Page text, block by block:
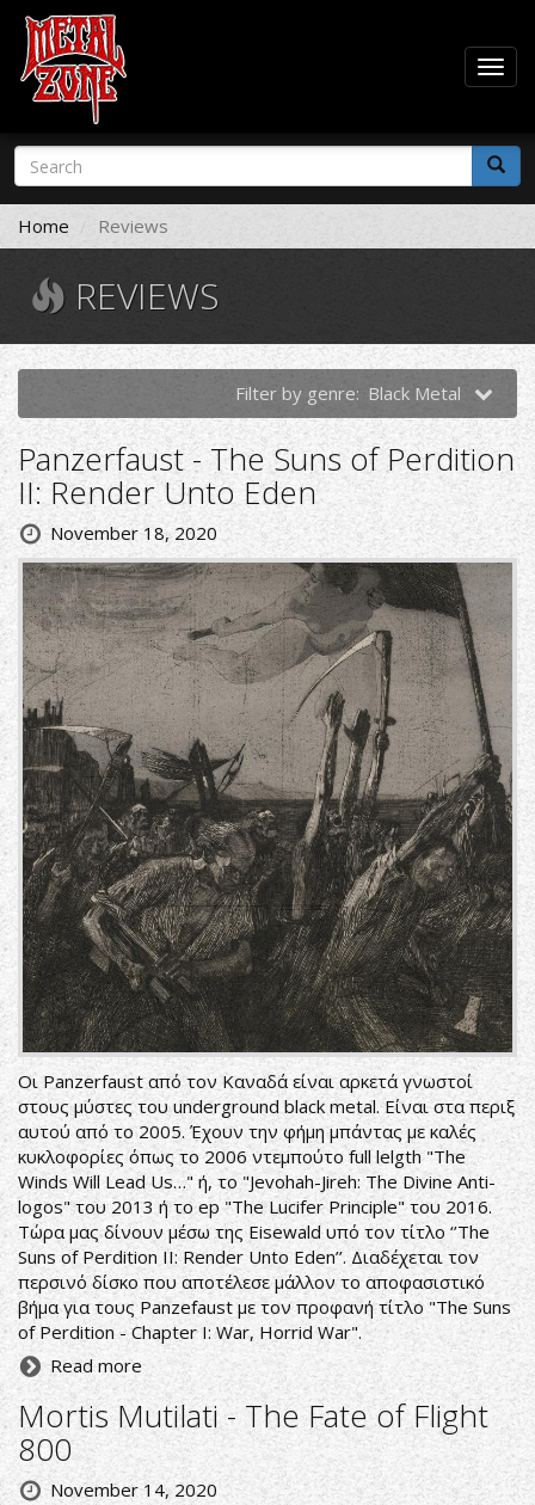
Skip
main
content
Search
form
Search
Home Reviews
REVIEWS
Filter by genre: Black Metal
Panzerfaust - The Suns of Perdition
II: Render Unto Eden
November 18, 2020
Οι Panzerfaust από τον Καναδά είναι αρκετά γνωστοί
στους μύστες του underground black metal. Είναι στα περιξ
αυτού από το 2005. Έχουν την φήμη μπάντας με καλές
κυκλοφορίες όπως το 2006 ντεμπούτο full lelgth "The
Winds Will Lead Us…" ή, το "Jevohah-Jireh: The Divine Anti-
logos" του 2013 ή το ep "The Lucifer Principle" του 2016.
Τώρα μας δίνουν μέσω της Eisewald υπό τον τίτλο ‘’The
Suns of Perdition II: Render Unto Eden’’. Διαδέχεται τον
περσινό δίσκο που αποτέλεσε μάλλον το αποφασιστικό
βήμα για τους Panzefaust με τον προφανή τίτλο "The Suns
of Perdition - Chapter I: War, Horrid War".
Read more
Mortis Mutilati - The Fate of Flight
800
November 14, 2020